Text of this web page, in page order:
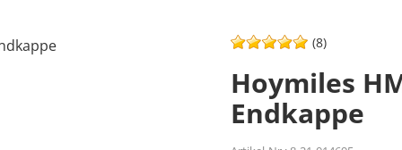
Hoymiles
Endkappe
(8)